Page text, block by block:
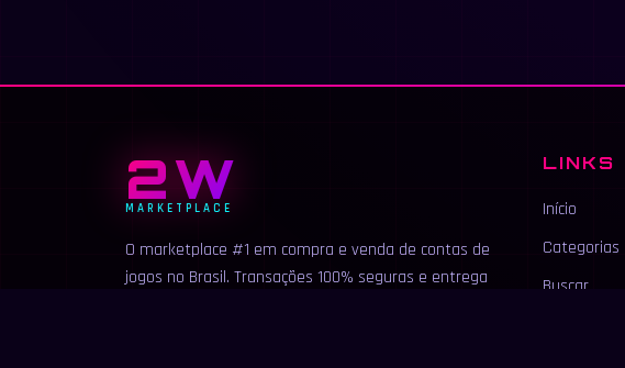
2W
MARKETPLACE
O marketplace #1 em compra e venda de contas de
jogos no Brasil. Transações 100% seguras e entrega
LINKS
Início
Categorias
Buscar